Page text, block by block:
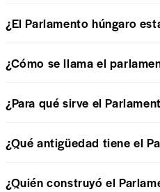
¿El Parlamento húngaro
¿Cómo se llama el
¿Para qué sirve el
¿Qué antigüedad tiene el
¿Quién construyó el